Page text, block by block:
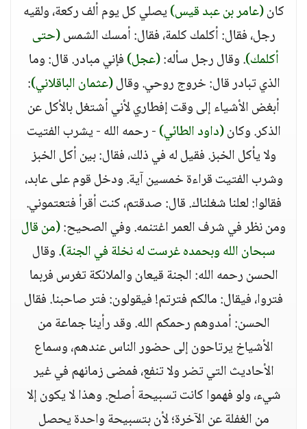
كان(عامر بن عبد قيس)يصلي كل يوم ألف ركعة، ولقيه
رجل، فقال: أكلمك كلمة، فقال: أمسك الشمس(حتى
أكلمك). وقال رجل سأله:(عجل)فإني مبادر. قال: وما
الذي تبادر قال: خروج روحي. وقال(عثمان الباقلاني):
أبغض الأشياء إلى وقت إفطاري لأني أشتغل بالأكل عن
الذكر. وكان(داود الطائي)- رحمه الله - يشرب الفتيت
ولا يأكل الخبز. فقيل له في ذلك، فقال: بين أكل الخبز
وشرب الفتيت قراءة خمسين آية. ودخل قوم على عابد،
فقالوا: لعلنا شغلناك. قال: صدقتم، كنت أقرأ فتعتموني.
ومن نظر في شرف العمر اغتنمه. وفي الصحيح:(من قال
سبحان الله وبحمده غرست له نخلة في الجنة). وقال
الحسن رحمه الله: الجنة قيعان والملائكة تغرس فربما
فتروا، فيقال: مالكم فترتم! فيقولون: فتر صاحبنا. فقال
الحسن: أمدوهم رحمكم الله. وقد رأينا جماعة من
الأشياخ يرتاحون إلى حضور الناس عندهم، وسماع
الأحاديث التي تضر ولا تنفع، فمضى زمانهم في غير
شيء، ولو فهموا كانت تسبيحة أصلح. وهذا لا يكون إلا
من الغفلة عن الآخرة؛ لأن بتسبيحة واحدة يحصل